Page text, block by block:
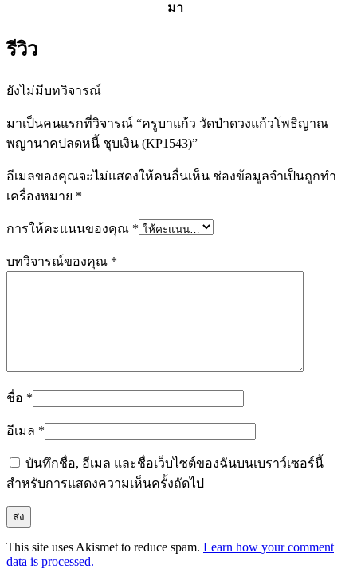
มา
รีวิว
ยังไม่มีบทวิจารณ์
มาเป็นคนแรกที่วิจารณ์ “ครูบาแก้ว วัดป่าดวงแก้วโพธิญาณ
พญานาคปลดหนี้ ชุบเงิน (KP1543)”
อีเมลของคุณจะไม่แสดงให้คนอื่นเห็น ช่องข้อมูลจำเป็นถูกทำ
เครื่องหมาย *
การให้คะแนนของคุณ *
บทวิจารณ์ของคุณ *
ชื่อ *
อีเมล *
บันทึกชื่อ, อีเมล และชื่อเว็บไซต์ของฉันบนเบราว์เซอร์นี้
สำหรับการแสดงความเห็นครั้งถัดไป
This site uses Akismet to reduce spam. Learn how your comment
data is processed.